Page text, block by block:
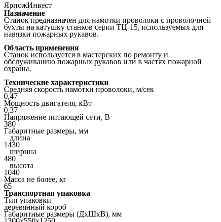
ЯрпожИнвест
Назначение
Станок предназначен для намотки проволоки с проволочной
бухты на катушку станков серии ТЦ-15, используемых для
навязки пожарных рукавов.
Область применения
Станок используется в мастерских по ремонту и
обслуживанию пожарных рукавов или в частях пожарной
охраны.
Технические характеристики
Средняя скорость намотки проволоки, м/сек
0,47
Мощность двигателя, кВт
0,37
Напряжение питающей сети, В
380
Габаритные размеры, мм
длина
1430
ширина
480
высота
1040
Масса не более, кг
65
Транспортная упаковка
Тип упаковки
деревянный короб
Габаритные размеры (ДхШхВ), мм